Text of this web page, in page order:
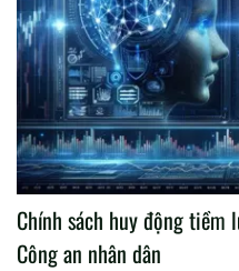
Chính sách huy động tiềm
Công an nhân dân